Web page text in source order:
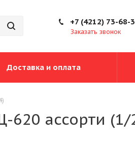
+7 (4212) 73-68-
Заказать звонок
Доставка и оплата
ассорти (1/